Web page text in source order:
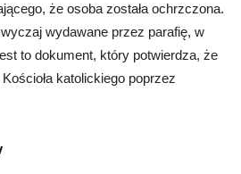
że osoba została ochrzczona.
wydawane przez parafię, w
to dokument, który potwierdza, że
katolickiego poprzez